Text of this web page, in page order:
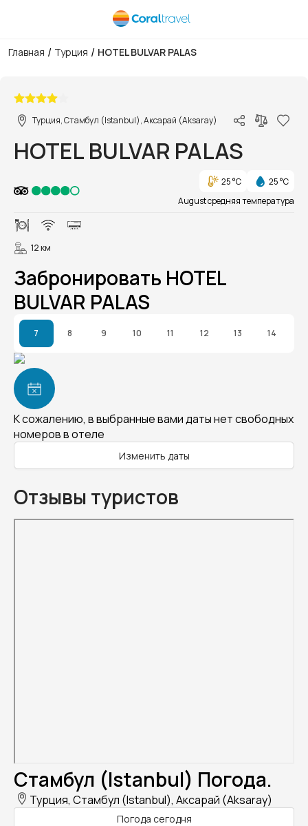
Главная / Турция / HOTEL BULVAR PALAS
Турция, Стамбул (Istanbul), Аксарай (Aksaray)
HOTEL BULVAR PALAS
25 °C
25 °C
August средняя температура
12 км
Забронировать HOTEL
BULVAR PALAS
7 8 9 10 11 12 13 14
К сожалению, в выбранные вами даты нет свободных
номеров в отеле
Изменить даты
Отзывы туристов
Стамбул (Istanbul) Погода.
Турция, Стамбул (Istanbul), Аксарай (Aksaray)
Погода сегодня